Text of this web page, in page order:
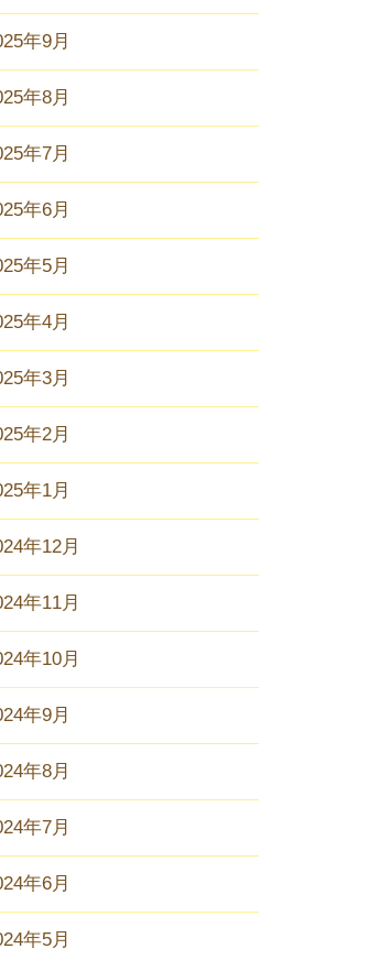
年9月
年8月
年7月
年6月
年5月
年4月
年3月
年2月
年1月
年12月
年11月
年10月
年9月
年8月
年7月
年6月
年5月